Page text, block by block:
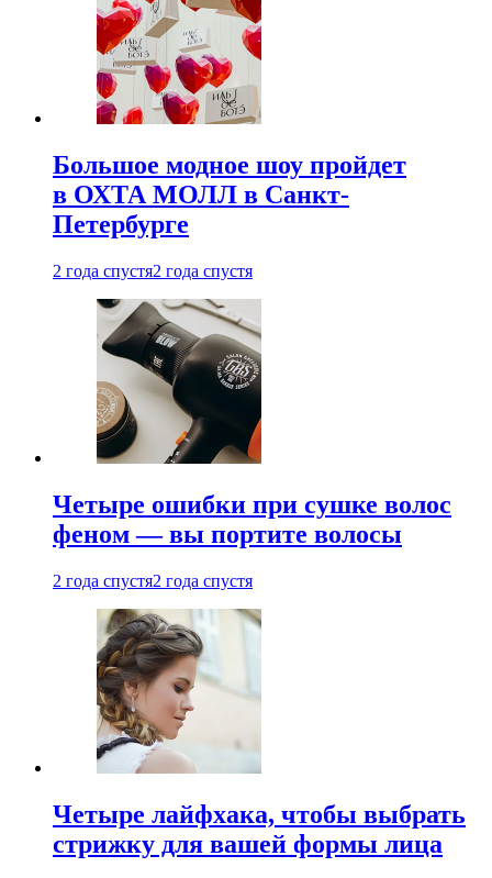
Большое модное шоу пройдет
в ОХТА МОЛЛ в Санкт-
Петербурге
2 года спустя2 года спустя
Четыре ошибки при сушке волос
феном — вы портите волосы
2 года спустя2 года спустя
Четыре лайфхака, чтобы выбрать
стрижку для вашей формы лица